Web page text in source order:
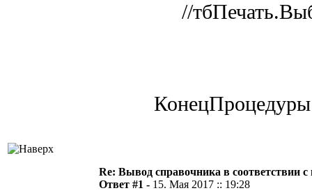
//
КонецПроцедуры
Re: Вывод справочника в соответствии с
Ответ #1 - 15. Мая 2017 :: 19:28